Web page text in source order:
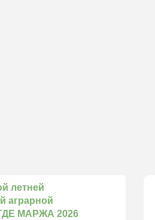
летней
аграрной
МАРЖА 2026